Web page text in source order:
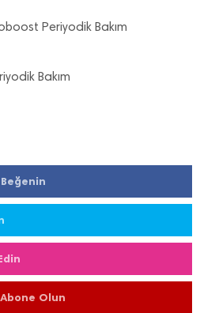
Periyodik Bakım
Bakım
Olun